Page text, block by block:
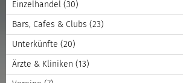
Einzelhandel (30)
Bars, Cafes & Clubs (23)
Unterkünfte (20)
Ärzte & Kliniken (13)